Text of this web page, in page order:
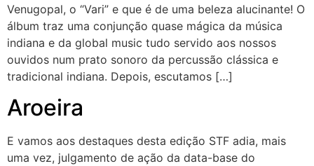
Venugopal, o “Vari” e que é de uma beleza alucinante! O
álbum traz uma conjunção quase mágica da música
indiana e da global music tudo servido aos nossos
ouvidos num prato sonoro da percussão clássica e
tradicional indiana. Depois, escutamos […]
Aroeira
E vamos aos destaques desta edição STF adia, mais
uma vez, julgamento de ação da data-base do